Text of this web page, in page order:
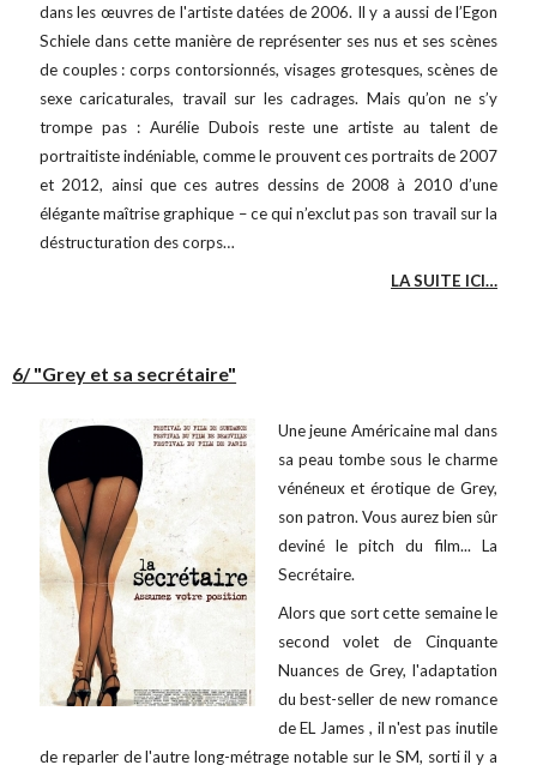
dans les œuvres de l'artiste datées de 2006. Il y a aussi de l’Egon
Schiele dans cette manière de représenter ses nus et ses scènes
de couples : corps contorsionnés, visages grotesques, scènes de
sexe caricaturales, travail sur les cadrages. Mais qu’on ne s’y
trompe pas : Aurélie Dubois reste une artiste au talent de
portraitiste indéniable, comme le prouvent ces portraits de 2007
et 2012, ainsi que ces autres dessins de 2008 à 2010 d’une
élégante maîtrise graphique – ce qui n’exclut pas son travail sur la
déstructuration des corps…
LA SUITE ICI…
6/ "Grey et sa secrétaire"
Une jeune Américaine mal dans
sa peau tombe sous le charme
vénéneux et érotique de Grey,
son patron. Vous aurez bien sûr
deviné le pitch du film... La
Secrétaire.
Alors que sort cette semaine le
second volet de Cinquante
Nuances de Grey, l'adaptation
du best-seller de new romance
de EL James , il n'est pas inutile
de reparler de l'autre long-métrage notable sur le SM, sorti il y a